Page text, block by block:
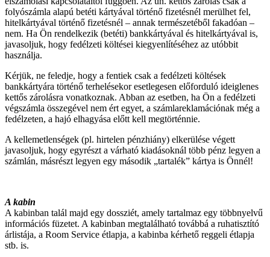
folyószámla alapú betéti kártyával történő fizetésnél merülhet fel,
hitelkártyával történő fizetésnél – annak természetéből fakadóan –
nem. Ha Ön rendelkezik (betéti) bankkártyával és hitelkártyával is,
javasoljuk, hogy fedélzeti költései kiegyenlítéséhez az utóbbit
használja.
Kérjük, ne feledje, hogy a fentiek csak a fedélzeti költések
bankkártyára történő terhelésekor esetlegesen előforduló ideiglenes
kettős zárolásra vonatkoznak. Abban az esetben, ha Ön a fedélzeti
végszámla összegével nem ért egyet, a számlareklamációnak még a
fedélzeten, a hajó elhagyása előtt kell megtörténnie.
A kellemetlenségek (pl. hirtelen pénzhiány) elkerülése végett
javasoljuk, hogy egyrészt a várható kiadásoknál több pénz legyen a
számlán, másrészt legyen egy második „tartalék” kártya is Önnél!
A kabin
A kabinban talál majd egy dossziét, amely tartalmaz egy többnyelvű
információs füzetet. A kabinban megtalálható továbbá a ruhatisztító
árlistája, a Room Service étlapja, a kabinba kérhető reggeli étlapja
stb. is.